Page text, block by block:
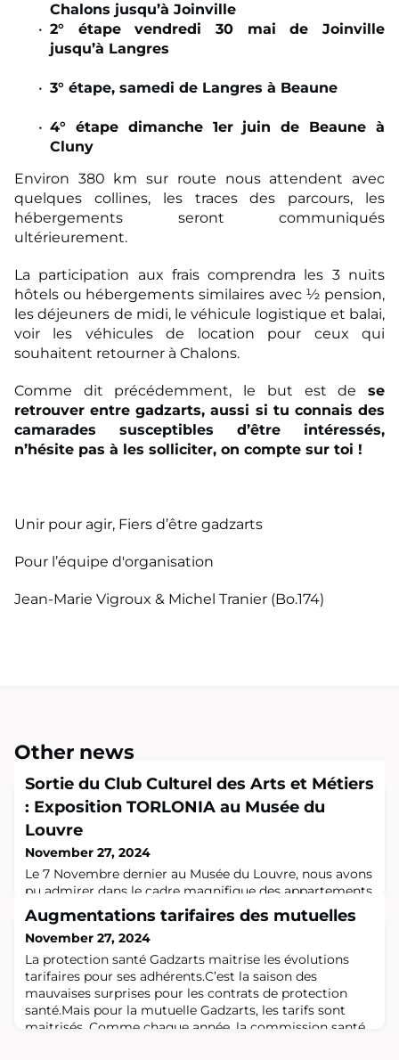
Chalons jusqu’à Joinville
2° étape vendredi 30 mai de Joinville
jusqu’à Langres
3° étape, samedi de Langres à Beaune
4° étape dimanche 1er juin de Beaune à
Cluny
Environ 380 km sur route nous attendent avec
quelques collines, les traces des parcours, les
hébergements seront communiqués
ultérieurement.
La participation aux frais comprendra les 3 nuits
hôtels ou hébergements similaires avec ½ pension,
les déjeuners de midi, le véhicule logistique et balai,
voir les véhicules de location pour ceux qui
souhaitent retourner à Chalons.
Comme dit précédemment, le but est de se
retrouver entre gadzarts, aussi si tu connais des
camarades susceptibles d’être intéressés,
n’hésite pas à les solliciter, on compte sur toi !
Unir pour agir, Fiers d’être gadzarts
Pour l’équipe d'organisation
Jean-Marie Vigroux & Michel Tranier (Bo.174)
Other news
Sortie du Club Culturel des Arts et Métiers
: Exposition TORLONIA au Musée du
Louvre
November 27, 2024
Le 7 Novembre dernier au Musée du Louvre, nous avons
pu admirer dans le cadre magnifique des appartements
d’Anne d’Autriche fraichement restaurés, l’exposition
Torlonia rassemblant la plus grande collection privée de
sculptures qui sont des chefs d’œuvre de l’art antique
romain.Cette collection constituée par les princes
Torlonia au 19ème siècle à Rome s’exposait pour la
première fois hors d’Itali
Augmentations tarifaires des mutuelles
November 27, 2024
La protection santé Gadzarts maitrise les évolutions
tarifaires pour ses adhérents.C’est la saison des
mauvaises surprises pour les contrats de protection
santé.Mais pour la mutuelle Gadzarts, les tarifs sont
maitrisés. Comme chaque année, la commission santé